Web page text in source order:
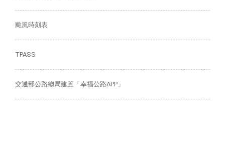
颱風時刻表
TPASS
交通部公路總局建置「幸福公路APP」